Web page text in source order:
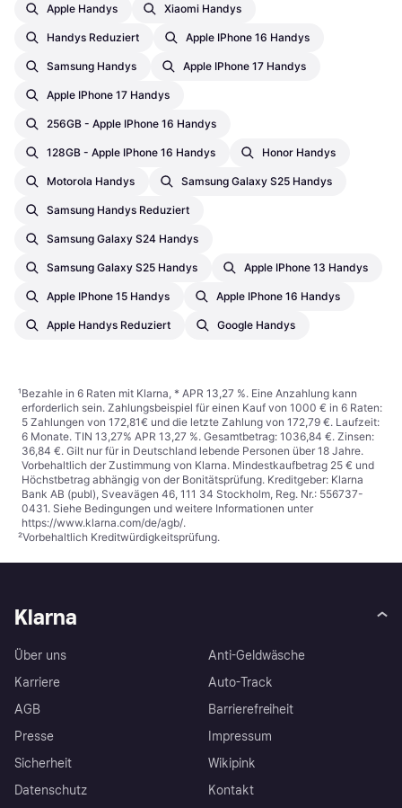
Apple Handys Xiaomi Handys
Handys Reduziert Apple IPhone 16 Handys
Samsung Handys Apple IPhone 17 Handys
Apple IPhone 17 Handys
256GB - Apple IPhone 16 Handys
128GB - Apple IPhone 16 Handys Honor Handys
Motorola Handys Samsung Galaxy S25 Handys
Samsung Handys Reduziert
Samsung Galaxy S24 Handys
Samsung Galaxy S25 Handys Apple IPhone 13 Handys
Apple IPhone 15 Handys Apple IPhone 16 Handys
Apple Handys Reduziert Google Handys
¹Bezahle in 6 Raten mit Klarna, * APR 13,27 %. Eine Anzahlung kann
erforderlich sein. Zahlungsbeispiel für einen Kauf von 1000 € in 6 Raten:
5 Zahlungen von 172,81€ und die letzte Zahlung von 172,79 €. Laufzeit:
6 Monate. TIN 13,27% APR 13,27 %. Gesamtbetrag: 1036,84 €. Zinsen:
36,84 €. Gilt nur für in Deutschland lebende Personen über 18 Jahre.
Vorbehaltlich der Zustimmung von Klarna. Mindestkaufbetrag 25 € und
Höchstbetrag abhängig von der Bonitätsprüfung. Kreditgeber: Klarna
Bank AB (publ), Sveavägen 46, 111 34 Stockholm, Reg. Nr.: 556737-
0431. Siehe Bedingungen und weitere Informationen unter
https://www.klarna.com/de/agb/.
²Vorbehaltlich Kreditwürdigkeitsprüfung.
Klarna
Über uns
Karriere
AGB
Presse
Sicherheit
Datenschutz
Anti-Geldwäsche
Auto-Track
Barrierefreiheit
Impressum
Wikipink
Kontakt